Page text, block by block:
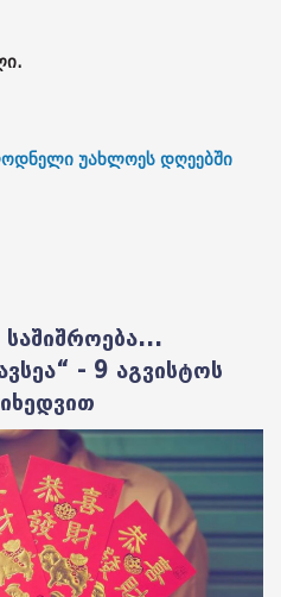
უახლოეს დღეებში
- 9 აგვისტოს